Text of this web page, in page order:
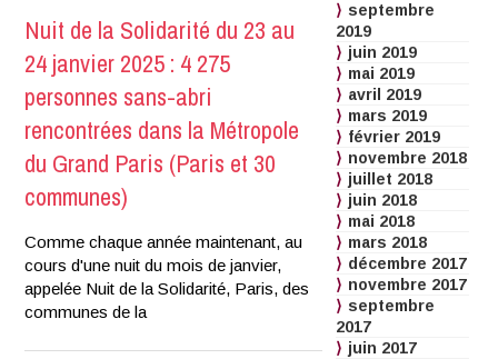
Nuit de la Solidarité du 23 au
24 janvier 2025 : 4 275
personnes sans-abri
rencontrées dans la Métropole
du Grand Paris (Paris et 30
communes)
Comme chaque année maintenant, au
cours d'une nuit du mois de janvier,
appelée Nuit de la Solidarité, Paris, des
communes de la
septembre
2019
juin 2019
mai 2019
avril 2019
mars 2019
février 2019
novembre 2018
juillet 2018
juin 2018
mai 2018
mars 2018
décembre 2017
novembre 2017
septembre
2017
juin 2017